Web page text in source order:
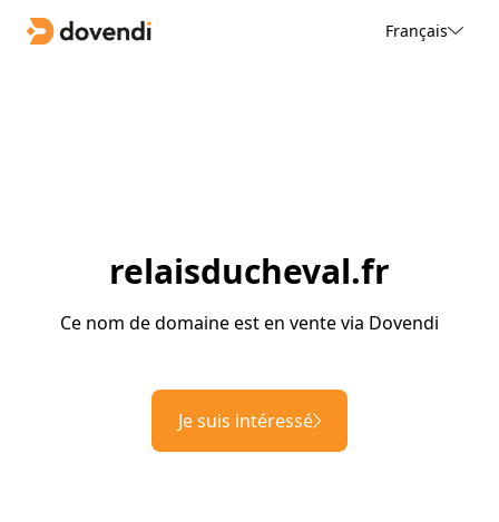
Français
relaisducheval.fr
Ce nom de domaine est en vente via Dovendi
Je suis intéressé